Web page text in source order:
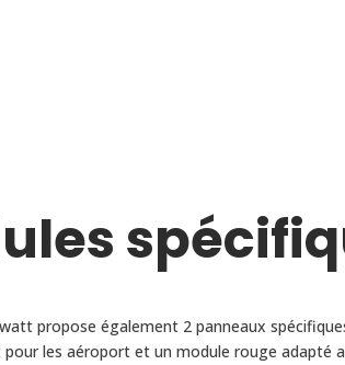
propose également 2 panneaux
les aéroport et un module rouge adapté